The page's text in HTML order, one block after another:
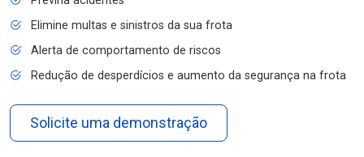
Elimine multas e sinistros da sua frota
Alerta de comportamento de riscos
Redução de desperdícios e aumento da segurança na frota
Solicite uma demonstração